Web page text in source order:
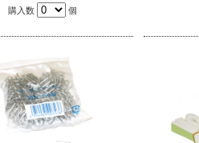
購入数 個